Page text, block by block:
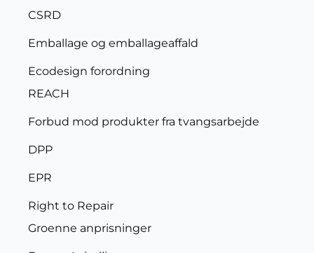
CSRD
Emballage og emballageaffald
Ecodesign forordning
REACH
Forbud mod produkter fra tvangsarbejde
DPP
EPR
Right to Repair
Groenne anprisninger